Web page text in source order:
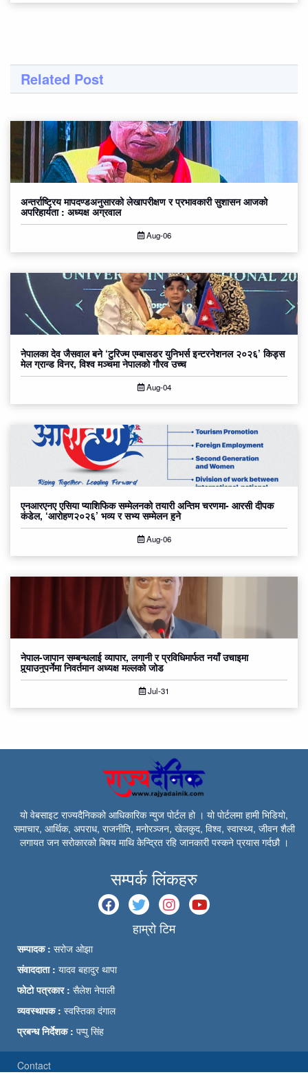
Related Post
अन्तर्राष्ट्रिय मापदण्डअनुसारको लेखापरीक्षण र प्रभावकारी सुशासन आजको
अपरिहार्यता : अध्यक्ष अग्रवाल
Aug-06
नेपालका देव जैसवाल बने ‘टुरिज्म एम्बासडर युनिभर्स इन्टरनेशनल २०२६’ किड्स
मेल ग्रान्ड विनर, विश्व मञ्चमा नेपालको गौरव उच्च
Aug-04
एनआरएनए एसिया प्याशिफिक सम्मेलनको तयारी अन्तिम चरणमा- आरसी दीपक
कंडेल, ‘आरोहण२०२६’ भव्य र सभ्य सम्मेलन हुने
Aug-06
नेपाल-जापान सम्बन्धलाई व्यापार, लगानी र प्रविधिमार्फत नयाँ उचाइमा
पुर्‍याउनुपर्नेमा निवर्तमान अध्यक्ष मल्लको जोड
Jul-31
यो वेबसाइट राज्यदैनिकको आधिकारिक न्युज पोर्टल हो । यो पोर्टलमा हामी भिडियो,
समाचार, आर्थिक, अपराध, राजनीति, मनोरञ्जन, खेलकुद, विश्व, स्वास्थ्य, जीवन शैली
लगायत जन सरोकारको बिषय माथि केन्द्रित रहि जानकारी पस्कने प्रयास गर्दछौ ।
सम्पर्क लिंकहरु
हाम्रो टिम
सम्पादक : सरोज ओझा
संवाददाता : यादव बहादुर थापा
फोटो पत्रकार : सैलेश नेपाली
व्यवस्थापक : स्वस्तिका दंगाल
प्रबन्ध निर्देशक : पप्पु सिंह
Contact